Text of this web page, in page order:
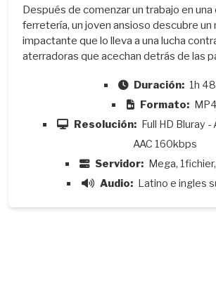
Después de comenzar un trabajo en
ferretería, un joven ansioso descubre un
impactante que lo lleva a una lucha
aterradoras que acechan detrás de las
Duración: 1h
Formato: MP4
Resolución: Full HD Bluray -
AAC 160kbps
Servidor: Mega,
Audio: Latino e ingles